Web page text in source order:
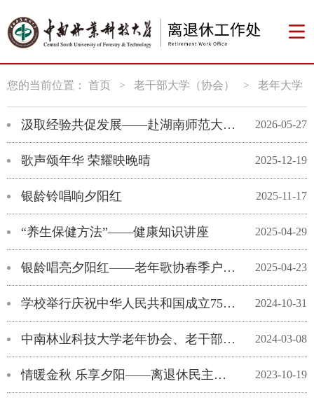
您的当前位置： 首页 > 老干部大学（协会） > 老年大学
2026-05-27
汲取经验共促发展——赴湖南师范大学老干部大学学习交流
2025-12-19
歌声颂年华 荣耀映晚晴
2025-11-17
银龄铃唱响夕阳红
2025-04-29
“养生保健方法”——健康知识讲座
2025-04-23
银龄唱亮夕阳红——老年歌协春季户外活动
2024-10-31
学校举行庆祝中华人民共和国成立75周年书画摄影展
2024-03-08
中南林业科技大学老年协会、老干部大学 2024年度招新、招生简章
2023-10-19
情暖金秋 乐享夕阳——离退休民主党派、少数民族代表赴醴陵学习参观